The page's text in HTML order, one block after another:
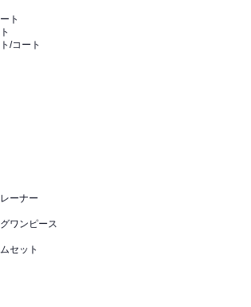
ト
/コート
ーナー
ワンピース
セット